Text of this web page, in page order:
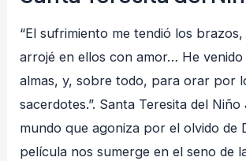
“El sufrimiento me tendió los
arrojé en ellos con amor… He
almas, y, sobre todo, para orar por
sacerdotes.”. Santa Teresita del
mundo que agoniza por el olvido de
película nos sumerge en el seno de